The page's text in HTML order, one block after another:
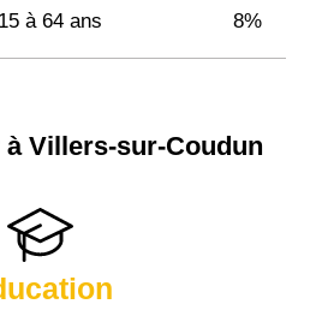
à 64 ans 8%
Villers-sur-Coudun